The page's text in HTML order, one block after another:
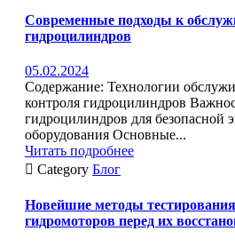
Современные подходы к
гидроцилиндров
05.02.2024
Содержание: Технологии
контроля гидроцилиндров
гидроцилиндров для безопасной
оборудования Основные...
Читать подробнее
 Category Блог
Новейшие методы
гидромоторов перед их